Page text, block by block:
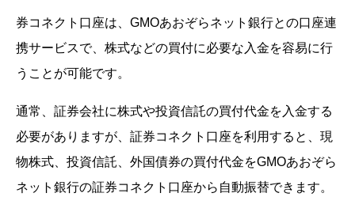
券コネクト口座は、GMOあおぞらネット銀行との口座連
携サービスで、株式などの買付に必要な入金を容易に行
うことが可能です。
通常、証券会社に株式や投資信託の買付代金を入金する
必要がありますが、証券コネクト口座を利用すると、現
物株式、投資信託、外国債券の買付代金をGMOあおぞら
ネット銀行の証券コネクト口座から自動振替できます。